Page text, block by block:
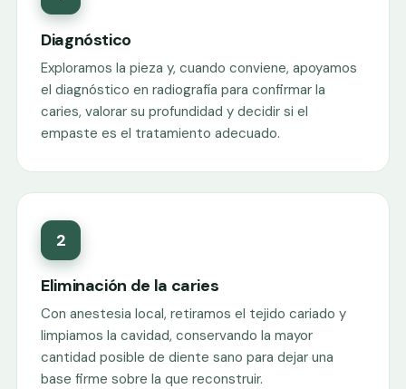
Diagnóstico
Exploramos la pieza y, cuando conviene, apoyamos
el diagnóstico en radiografía para confirmar la
caries, valorar su profundidad y decidir si el
empaste es el tratamiento adecuado.
2
Eliminación de la caries
Con anestesia local, retiramos el tejido cariado y
limpiamos la cavidad, conservando la mayor
cantidad posible de diente sano para dejar una
base firme sobre la que reconstruir.